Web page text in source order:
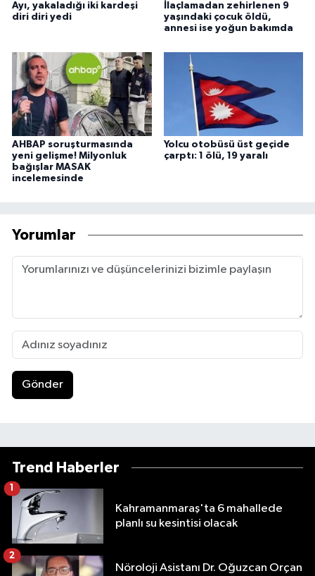
Ayı, yakaladığı iki kardeşi
diri diri yedi
İlaçlamadan zehirlenen 9
yaşındaki çocuk öldü,
annesi ise yoğun bakımda
AHBAP soruşturmasında
yeni gelişme! Milyonluk
bağışlar MASAK
incelemesinde
Yolcu otobüsü üst geçide
çarptı: 1 ölü, 19 yaralı
Yorumlar
Gönder
Trend Haberler
Kahramanmaraş'ta 6 mahallede
planlı su kesintisi olacak
1
Nöroloji Asistanı Dr. Oğuzcan Orçan
2